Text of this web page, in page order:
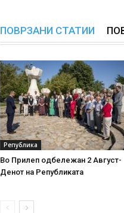
ПОВРЗАНИ СТАТИИ
Република
Во Прилеп одбележан 2 Август-
Денот на Републиката